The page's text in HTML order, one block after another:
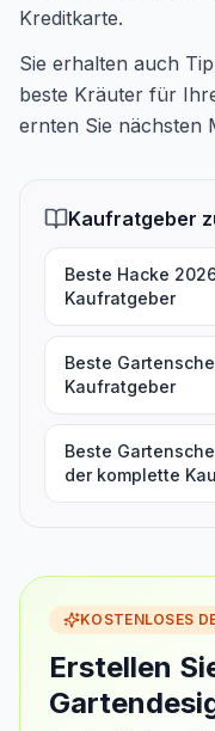
Kreditkarte.
Sie erhalten auch
beste Kräuter für
ernten Sie nächsten
Kaufratgeber
Beste Hacke
Kaufratgeber
Beste
Kaufratgeber
Beste
der komplette
KOSTENLOSES
Erstellen